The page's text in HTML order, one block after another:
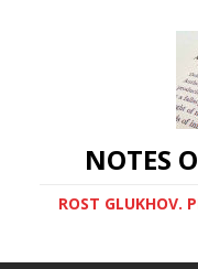
NOTES
ROST GLUKHOV.